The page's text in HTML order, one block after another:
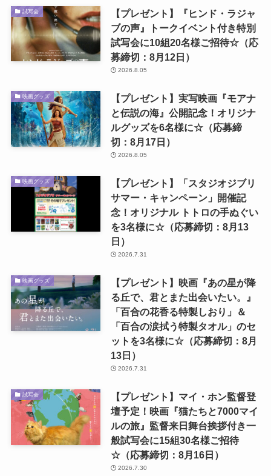
試写会
【プレゼント】『ヒンド・ラジャ
ブの声』トークイベント付き特別
試写会に10組20名様ご招待☆（応
募締切：8月12日）
2026.8.05
映画グッズ
【プレゼント】実写映画『モアナ
と伝説の海』公開記念！オリジナ
ルグッズを6名様に☆（応募締
切：8月17日）
2026.8.05
映画グッズ
【プレゼント】「スタジオジブリ
サマー・キャンペーン」開催記
念！オリジナル トトロの手ぬぐい
を3名様に☆（応募締切：8月13
日）
2026.7.31
映画グッズ
【プレゼント】映画『あの星が降
る丘で、君とまた出会いたい。』
「百合の花香る特製しおり」＆
「百合の涙拭う特製タオル」のセ
ットを3名様に☆（応募締切：8月
13日）
2026.7.31
試写会
【プレゼント】マイ・ホン監督登
壇予定！映画『猫たちと7000マイ
ルの旅』監督来日舞台挨拶付き一
般試写会に15組30名様ご招待
☆（応募締切：8月16日）
2026.7.30